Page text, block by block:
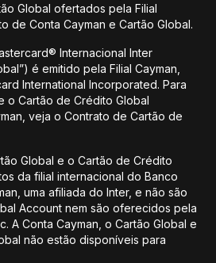
Global ofertados pela Filial
de Conta Cayman e Cartão Global.
Internacional Inter
é emitido pela Filial Cayman,
International Incorporated. Para
o Cartão de Crédito Global
veja o Contrato de Cartão de
Global e o Cartão de Crédito
da filial internacional do Banco
uma afiliada do Inter, e não são
Account nem são oferecidos pela
A Conta Cayman, o Cartão Global e
não estão disponíveis para